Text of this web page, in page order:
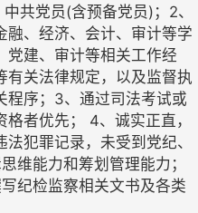
共党员(含预备党员)；2、
融、经济、会计、审计等学
党建、审计等相关工作经
有关法律规定，以及监督执
程序；3、通过司法考试或
者优先； 4、诚实正直，
犯罪记录，未受到党纪、
维能力和筹划管理能力；
纪检监察相关文书及各类